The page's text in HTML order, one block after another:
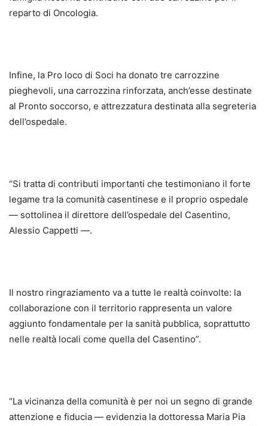
reparto di Oncologia.
Infine, la Pro loco di Soci ha donato tre carrozzine
pieghevoli, una carrozzina rinforzata, anch’esse destinate
al Pronto soccorso, e attrezzatura destinata alla segreteria
dell’ospedale.
“Si tratta di contributi importanti che testimoniano il forte
legame tra la comunità casentinese e il proprio ospedale
— sottolinea il direttore dell’ospedale del Casentino,
Alessio Cappetti —.
Il nostro ringraziamento va a tutte le realtà coinvolte: la
collaborazione con il territorio rappresenta un valore
aggiunto fondamentale per la sanità pubblica, soprattutto
nelle realtà locali come quella del Casentino”.
“La vicinanza della comunità è per noi un segno di grande
attenzione e fiducia — evidenzia la dottoressa Maria Pia